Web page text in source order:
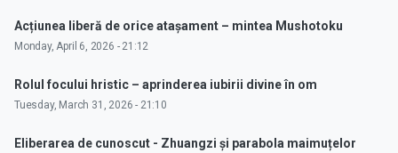
Acțiunea liberă de orice atașament – mintea Mushotoku
Monday, April 6, 2026 - 21:12
Rolul focului hristic – aprinderea iubirii divine în om
Tuesday, March 31, 2026 - 21:10
Eliberarea de cunoscut - Zhuangzi și parabola maimuțelor